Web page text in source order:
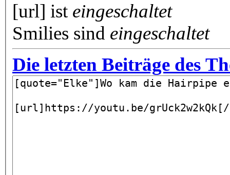
[url] ist eingeschaltet
Smilies sind eingeschaltet
Die letzten Beiträge des